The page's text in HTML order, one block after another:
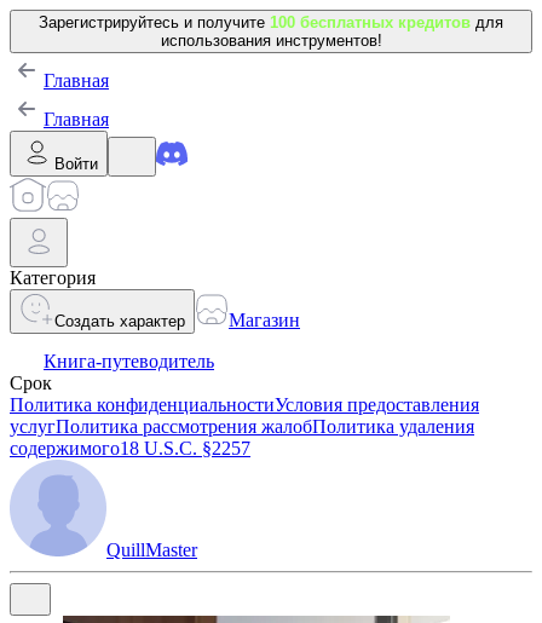
Зарегистрируйтесь и получите 100 бесплатных кредитов для
использования инструментов!
Главная
Главная
Войти
Категория
Создать характер
Магазин
Книга-путеводитель
Срок
Политика конфиденциальностиУсловия предоставления
услугПолитика рассмотрения жалобПолитика удаления
содержимого18 U.S.C. §2257
QuillMaster